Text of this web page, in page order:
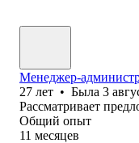
Менеджер-
27 лет • Была 3
Рассматривает
Общий опыт
11 месяцев